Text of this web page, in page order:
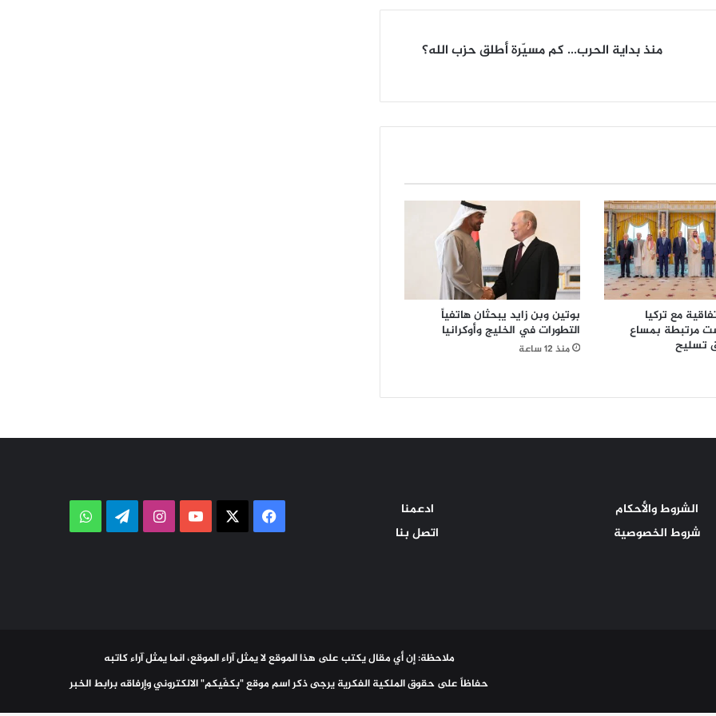
بداية
أطلق
منذ بداية الحرب... كم مسيّرة أطلق حزب الله؟
مع تركيا
مرتبطة بمساع
تسليح
بوتين وبن زايد يبحثان هاتفياً
التطورات في الخليج وأوكرانيا
منذ 12 ساعة
الشروط والأحكام
شروط الخصوصية
ادعمنا
اتصل بنا
فيسبوك ‫YouTubeانستقرامتيلقرامواتساب
ملاحظة: إن أي مقال يكتب على هذا الموقع لا يمثل آراء الموقع، انما يمثل آراء كاتبه
حفاظاً على حقوق الملكية الفكرية يرجى ذكر اسم موقع "بكفّيكم" الالكتروني وإرفاقه برابط الخبر